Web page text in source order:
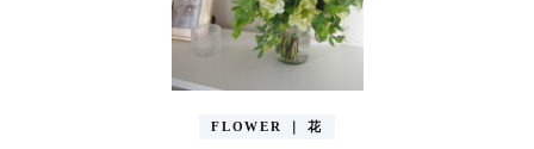
FLOWER ｜ 花